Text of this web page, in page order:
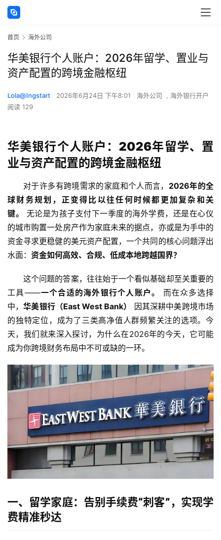
首页 海外公司
华美银行个人账户：2026年留学、置业与
资产配置的跨境金融枢纽
Lola@Ingstart 2026年6月24日 下午8:01 海外公司 , 海外银行开户
阅读 129
华美银行个人账户：2026年留学、置
业与资产配置的跨境金融枢纽
对于许多有跨境需求的家庭和个人而言， 2026年的全
球财务规划，正变得比以往任何时候都更加复杂和关
键。
无论是为孩子支付下一季度的海外学费，还是在心仪
的城市购置一处房产作为家庭未来的据点，亦或是为手中的
资金寻求更稳健的美元资产配置，一个共同的核心问题浮出
水面： 资金如何高效、合规、低成本地跨越国界？
这个问题的答案，往往始于一个看似基础却至关重要的
工具——一个合适的海外银行个人账户。
而在众多选择
中，华美银行（East West Bank）
因其深耕中美跨境市场
的独特定位，成为了三类高净值人群频繁关注的选项。今
天，我们就来深入探讨，为什么在2026年的今天，它可能
成为你跨境财务布局中不可或缺的一环。
一、留学家庭：告别手续费“刺客”，实现学
费精准秒达